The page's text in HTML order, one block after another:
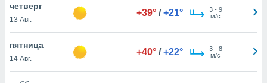
в
нашего
ВЫ
четверг
13 Авг.
+39° / +21° 3- 9
м/с
пятница
14 Авг.
+40° / +22° 3- 8
м/с